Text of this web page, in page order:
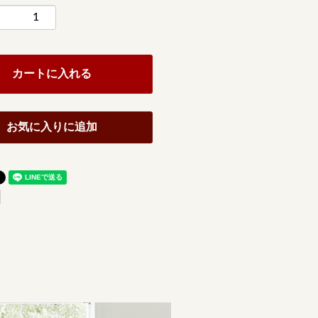
カートに入れる
お気に入りに追加